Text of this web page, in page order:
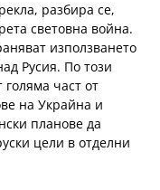
разбира се,
световна война.
използването
Русия. По този
част от
на Украйна и
планове да
цели в отделни